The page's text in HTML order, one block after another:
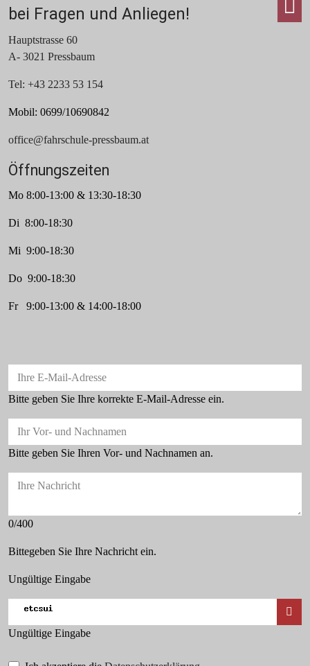
bei Fragen und Anliegen!
Hauptstrasse 60
A- 3021 Pressbaum
Tel: +43 2233 53 154
Mobil: 0699/10690842
office@fahrschule-pressbaum.at
Öffnungszeiten
Mo 8:00-13:00 & 13:30-18:30
Di 8:00-18:30
Mi 9:00-18:30
Do 9:00-18:30
Fr 9:00-13:00 & 14:00-18:00
Ihre E-Mail-Adresse
Bitte geben Sie Ihre korrekte E-Mail-Adresse ein.
Ihr Vor- und Nachnamen
Bitte geben Sie Ihren Vor- und Nachnamen an.
Ihre Nachricht
0/400
Bittegeben Sie Ihre Nachricht ein.
Ungültige Eingabe
Ungültige Eingabe